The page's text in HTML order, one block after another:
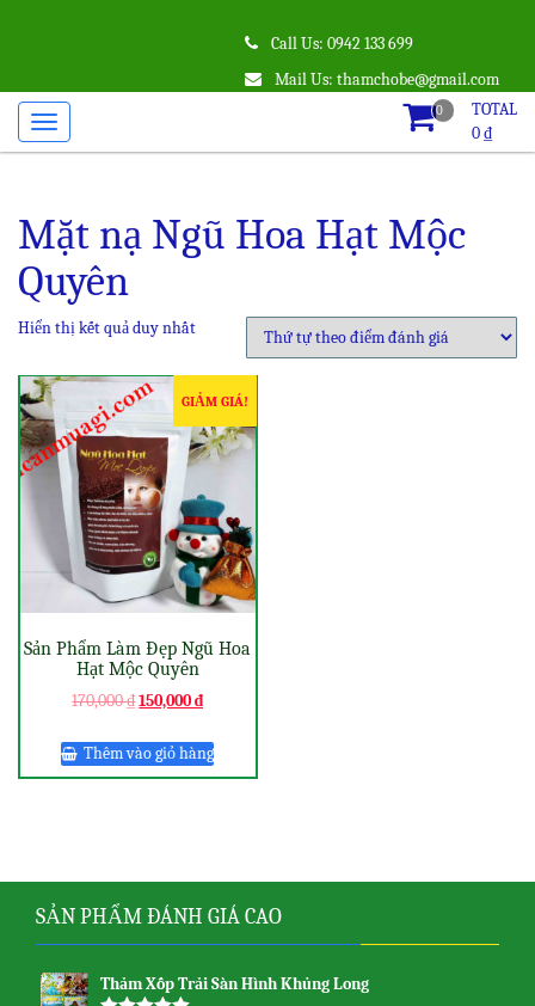
Call Us: 0942 133 699
Mail Us: thamchobe@gmail.com
0
TOTAL
0₫
Mặt nạ Ngũ Hoa Hạt Mộc
Quyên
Hiển thị kết quả duy nhất
GIẢM GIÁ!
Sản Phẩm Làm Đẹp Ngũ Hoa
Hạt Mộc Quyên
170,000₫150,000₫
Thêm vào giỏ hàng
SẢN PHẨM ĐÁNH GIÁ CAO
Thảm Xốp Trải Sàn Hình Khủng Long